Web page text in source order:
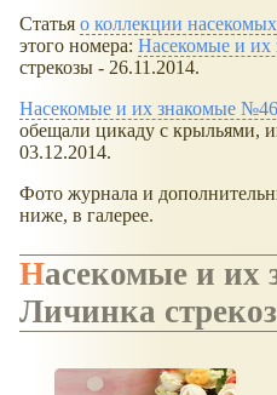
Статья о коллекции насекомых
этого номера: Насекомые и
стрекозы - 26.11.2014.
Насекомые и их знакомые
обещали цикаду с крыльями,
03.12.2014.
Фото журнала и
ниже, в галерее.
Насекомые и их знакомые №45.
Личинка